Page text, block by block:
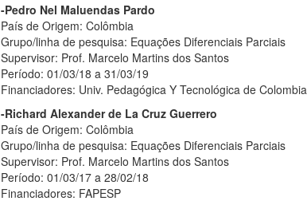
-Pedro Nel Maluendas Pardo
País de Origem: Colômbia
Grupo/linha de pesquisa: Equações Diferenciais Parciais
Supervisor: Prof. Marcelo Martins dos Santos
Período: 01/03/18 a 31/03/19
Financiadores: Univ. Pedagógica Y Tecnológica de Colombia
-Richard Alexander de La Cruz Guerrero
País de Origem: Colômbia
Grupo/linha de pesquisa: Equações Diferenciais Parciais
Supervisor: Prof. Marcelo Martins dos Santos
Período: 01/03/17 a 28/02/18
Financiadores: FAPESP